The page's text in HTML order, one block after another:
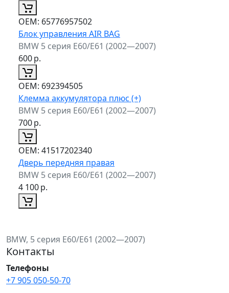
ОЕМ: 65776957502
Блок управления AIR BAG
BMW 5 серия E60/E61 (2002—2007)
600р.
ОЕМ: 692394505
Клемма аккумулятора плюс (+)
BMW 5 серия E60/E61 (2002—2007)
700р.
ОЕМ: 41517202340
Дверь передняя правая
BMW 5 серия E60/E61 (2002—2007)
4 100р.
BMW, 5 серия E60/E61 (2002—2007)
Контакты
Телефоны
+7 905 050-50-70